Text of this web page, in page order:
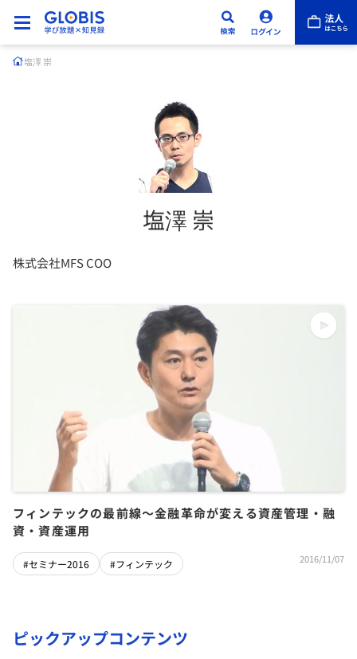
塩澤 崇
塩澤 崇
株式会社MFS COO
フィンテックの最前線～金融革命が変える資産管理・融
資・資産運用
#セミナー2016 #フィンテック 2016/11/07
ピックアップコンテンツ